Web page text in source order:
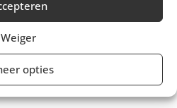
Weiger
opties
geopend. In
je in één oogopslag
geopend zijn.
per